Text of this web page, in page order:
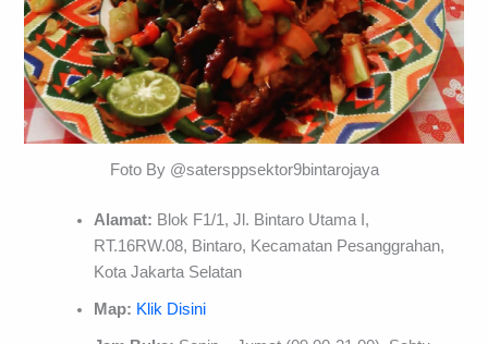
Foto By @satersppsektor9bintarojaya
Alamat: Blok F1/1, Jl. Bintaro Utama I,
RT.16RW.08, Bintaro, Kecamatan Pesanggrahan,
Kota Jakarta Selatan
Map: Klik Disini